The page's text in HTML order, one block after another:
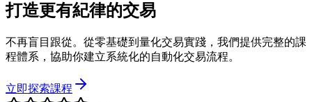
打造更有紀律的交易
不再盲目跟從。從零基礎到量化交易實踐，我們提供完整的課
程體系，協助你建立系統化的自動化交易流程。
立即探索課程